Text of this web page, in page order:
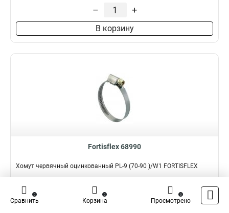
– +
В корзину
Fortisflex 68990
Хомут червячный оцинкованный PL-9 (70-90 )/W1 FORTISFLEX
Подробнее Сравнить
Наличие:
Сравнить
0
Корзина
0
Просмотрено
0